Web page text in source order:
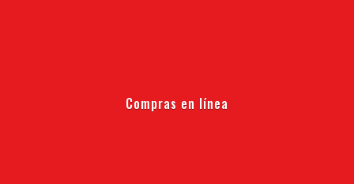
Compras en línea